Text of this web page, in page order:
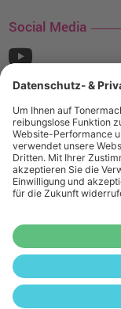
Social Media
¹ Nur gültig für den
von mindestens 35€ (inkl.
Versand für Sie kostenfrei.
nicht an
registrieren